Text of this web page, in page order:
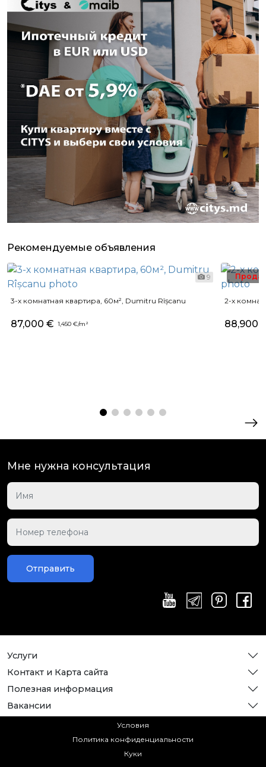
Рекомендуемые объявления
9
3-х комнатная квартира, 60м², Dumitru Rîșcanu
87,000 € 1,450 €/m²
2-х
88,900
Мне нужна консультация
Отправить
Услуги
Контакт и Карта сайта
Полезная информация
Вакансии
Условия
Политика конфиденциальности
Куки